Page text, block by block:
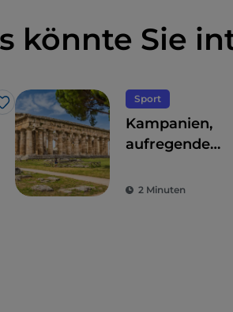
könnte Sie
Like
Sport
Kampanien,
aufregende
über den
2 Minuten